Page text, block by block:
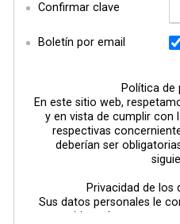
Confirmar clave
Boletín por email
Política de
En este sitio web,
y en vista de cumplir con
respectivas
deberían ser
Privacidad de los
Sus datos personales le
este sitio web es